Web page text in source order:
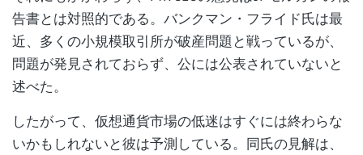
告書とは対照的である。バンクマン・フライド氏は最
近、多くの小規模取引所が破産問題と戦っているが、
問題が発見されておらず、公には公表されていないと
述べた。
したがって、仮想通貨市場の低迷はすぐには終わらな
いかもしれないと彼は予測している。同氏の見解は、